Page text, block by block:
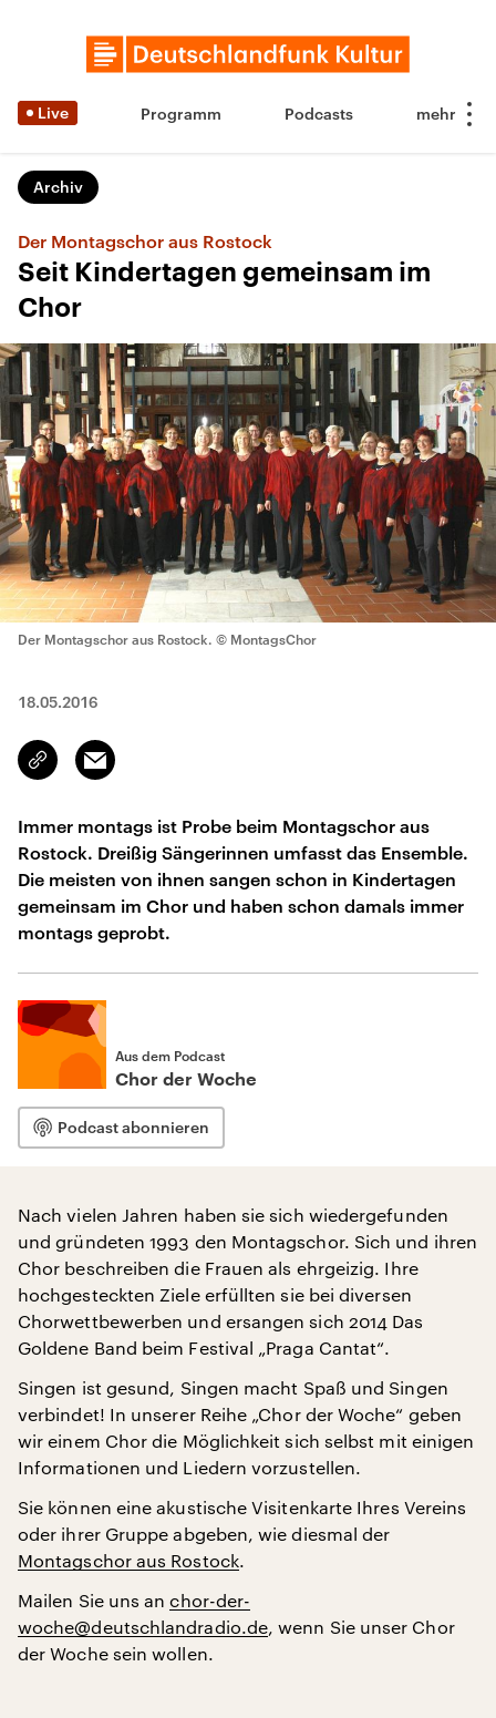
Live Programm Podcasts
Archiv
Der Montagschor aus Rostock
Seit Kindertagen gemeinsam im
Chor
Der Montagschor aus Rostock. © MontagsChor
18.05.2016
Link
kopieren/teilen
Email
Immer montags ist Probe beim Montagschor aus
Rostock. Dreißig Sängerinnen umfasst das Ensemble.
Die meisten von ihnen sangen schon in Kindertagen
gemeinsam im Chor und haben schon damals immer
montags geprobt.
Aus dem Podcast
Chor der Woche
Podcast abonnieren
Nach vielen Jahren haben sie sich wiedergefunden
und gründeten 1993 den Montagschor. Sich und ihren
Chor beschreiben die Frauen als ehrgeizig. Ihre
hochgesteckten Ziele erfüllten sie bei diversen
Chorwettbewerben und ersangen sich 2014 Das
Goldene Band beim Festival „Praga Cantat“.
Singen ist gesund, Singen macht Spaß und Singen
verbindet! In unserer Reihe „Chor der Woche“ geben
wir einem Chor die Möglichkeit sich selbst mit einigen
Informationen und Liedern vorzustellen.
Sie können eine akustische Visitenkarte Ihres Vereins
oder ihrer Gruppe abgeben, wie diesmal der
Montagschor aus Rostock.
Mailen Sie uns anchor-der-
woche@deutschlandradio.de, wenn Sie unser Chor
der Woche sein wollen.